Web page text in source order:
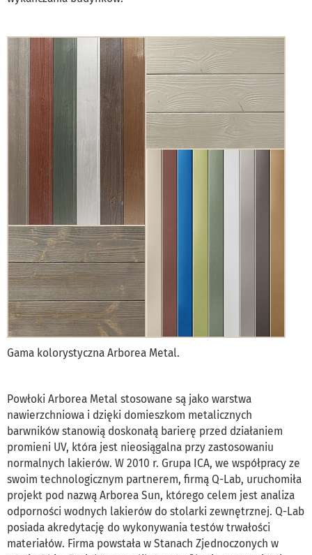
Gama kolorystyczna Arborea Metal.
Powłoki Arborea Metal stosowane są jako warstwa
nawierzchniowa i dzięki domieszkom metalicznych
barwników stanowią doskonałą barierę przed działaniem
promieni UV, która jest nieosiągalna przy zastosowaniu
normalnych lakierów. W 2010 r. Grupa ICA, we współpracy ze
swoim technologicznym partnerem, firmą Q-Lab, uruchomiła
projekt pod nazwą Arborea Sun, którego celem jest analiza
odporności wodnych lakierów do stolarki zewnętrznej. Q-Lab
posiada akredytację do wykonywania testów trwałości
materiałów. Firma powstała w Stanach Zjednoczonych w